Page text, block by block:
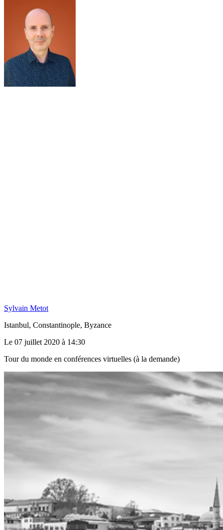
Sylvain Metot
Istanbul, Constantinople, Byzance
Le 07 juillet 2020 à 14:30
Tour du monde en conférences virtuelles (à la demande)